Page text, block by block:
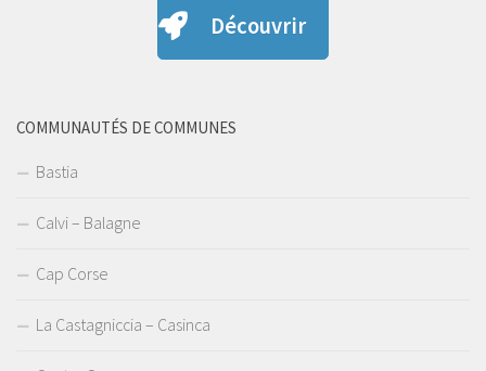
Découvrir
COMMUNAUTÉS DE COMMUNES
Bastia
Calvi – Balagne
Cap Corse
La Castagniccia – Casinca